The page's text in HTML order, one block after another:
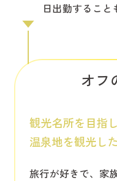
日出勤すること
オフ
観光名所を目指
温泉地を観光し
旅行が好きで、家